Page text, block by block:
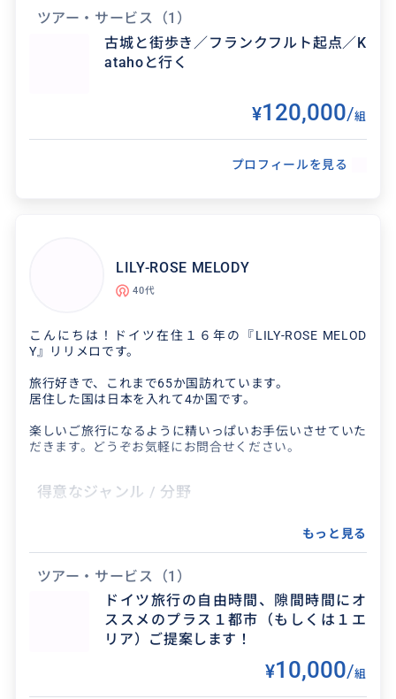
そういった旅のお手伝いを提供できれば幸いです。
得意なジャンル / 分野
ツアー・サービス （1）
古城と街歩き／フランクフルト起点／K
atahoと行く
¥120,000/組
プロフィールを見る
LILY-ROSE MELODY
40代
こんにちは！ドイツ在住１６年の『LILY-ROSE MELOD
Y』リリメロです。
旅行好きで、これまで65か国訪れています。
居住した国は日本を入れて4か国です。
楽しいご旅行になるように精いっぱいお手伝いさせていた
だきます。どうぞお気軽にお問合せください。
得意なジャンル / 分野
ドイツ国内の主要都市はすべて観光済みです。
ドイツに隣接する周辺国もすべて複数都市を観光
したことがあります。 移動手段も飛行機・船・
電車・バス・...
もっと見る
ツアー・サービス
（1）
ドイツ旅行の自由時間、隙間時間にオ
ススメのプラス１都市（もしくは１エ
リア）ご提案します！
¥10,000/組